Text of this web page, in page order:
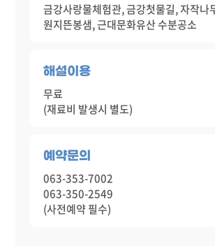
금강사랑물체험관, 금강첫물길, 자작나
원지뜬봉샘, 근대문화유산 수분공소
해설이용
무료
(재료비 발생시 별도)
예약문의
063-353-7002
063-350-2549
(사전예약 필수)